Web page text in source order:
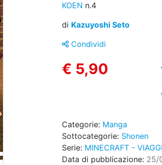
KOEN n.4
di Kazuyoshi Seto
Condividi
€ 5,90
Categorie: Manga
Sottocategorie: Shonen
Serie: MINECRAFT -
Data di pubblicazione: 25/